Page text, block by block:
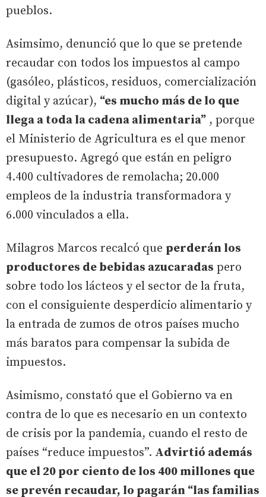
pueblos.
Asimsimo, denunció que lo que se pretende
recaudar con todos los impuestos al campo
(gasóleo, plásticos, residuos, comercialización
digital y azúcar), “es mucho más de lo que
llega a toda la cadena alimentaria” , porque
el Ministerio de Agricultura es el que menor
presupuesto. Agregó que están en peligro
4.400 cultivadores de remolacha; 20.000
empleos de la industria transformadora y
6.000 vinculados a ella.
Milagros Marcos recalcó que perderán los
productores de bebidas azucaradas pero
sobre todo los lácteos y el sector de la fruta,
con el consiguiente desperdicio alimentario y
la entrada de zumos de otros países mucho
más baratos para compensar la subida de
impuestos.
Asimismo, constató que el Gobierno va en
contra de lo que es necesario en un contexto
de crisis por la pandemia, cuando el resto de
países “reduce impuestos”. Advirtió además
que el 20 por ciento de los 400 millones que
se prevén recaudar, lo pagarán “las familias